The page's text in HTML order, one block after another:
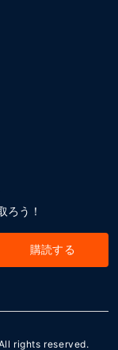
ろう！
購読する
rights reserved.